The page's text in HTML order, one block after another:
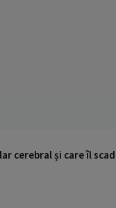
cerebral și care îl